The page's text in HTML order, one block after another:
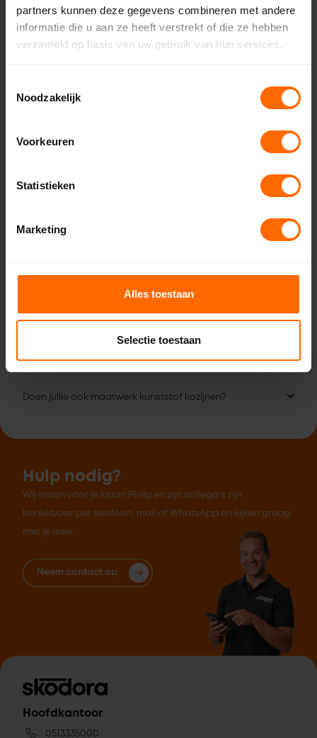
partners kunnen deze gegevens combineren met andere
informatie die u aan ze heeft verstrekt of die ze hebben
verzameld op basis van uw gebruik van hun services.
Noodzakelijk
Voorkeuren
Statistieken
Marketing
Alles toestaan
Selectie toestaan
Leeuwarden - Miedema Bouwmaterialen
Eibergen – Witzand
Almelo – Witzand
Enschede – Witzand
Ruurlo – Witzand
Dronten – Bouwcenter Concordia
Drachten – Bouwcenter Concordia
Bekijk alle vestigingen
Kan ik ook langskomen zonder afspraak?
Ik wil wel kopen, maar niet online bestellen. Kan dat?
Doen jullie ook maatwerk kunststof kozijnen?
Hulp nodig?
Wij staan voor je klaar! Philip en zijn collega's zijn
bereikbaar per telefoon, mail of WhatsApp en kijken graag
met je mee.
Neem contact op
Hoofdkantoor
0513335000